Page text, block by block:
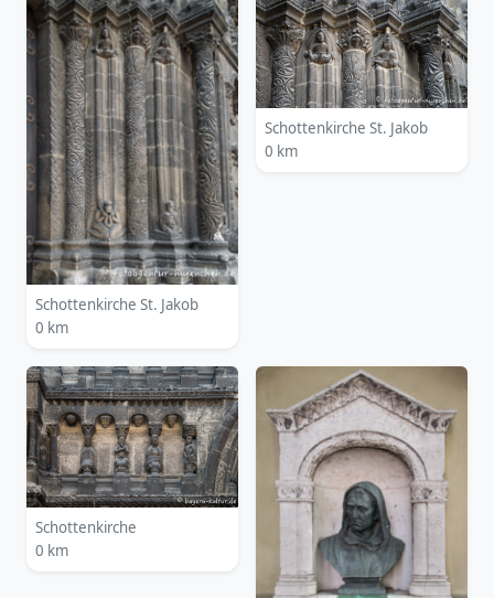
Schottenkirche St. Jakob
0 km
Schottenkirche St. Jakob
0 km
Schottenkirche
0 km